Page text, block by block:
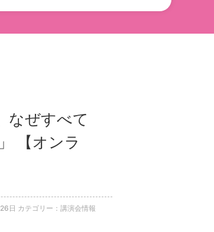
なぜすべて
【オンラ
日 カテゴリー：講演会情報